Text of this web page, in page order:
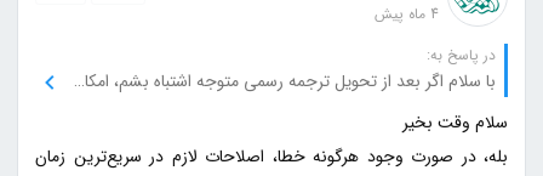
4 ماه پیش
در پاسخ به:
با سلام اگر بعد از تحویل ترجمه رسمی متوجه اشتباه بشم، امکان اصلاح هست؟
بله، در صورت وجود هرگونه خطا، اصلاحات لازم در سریع‌ترین زمان